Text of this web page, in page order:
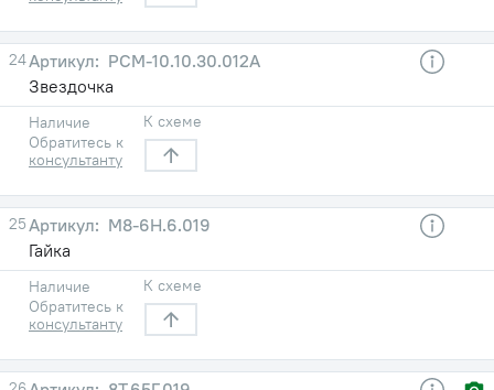
24
РСМ-10.10.30.012А
Звездочка
Наличие
Обратитесь к
консультанту
К схеме
25
М8-6Н.6.019
Гайка
Наличие
Обратитесь к
консультанту
К схеме